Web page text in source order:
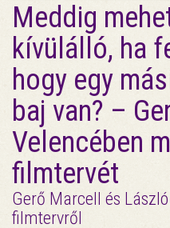
Meddig
kívülálló, ha
hogy egy
baj van? –
Velencében
filmtervét
Gerő Marcell és
filmtervről